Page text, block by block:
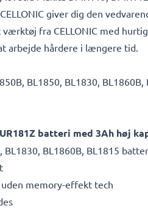
giver dig den
fra CELLONIC med
arbejde hårdere i længere tid.
BL1850, BL1830,
batteri med 3Ah høj
BL1860B, BL1815
memory-effekt tech